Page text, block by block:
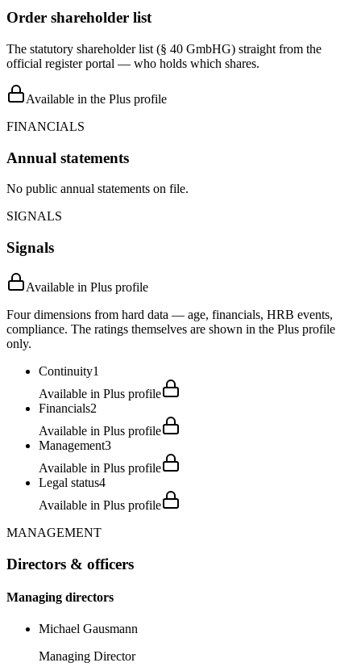
Order shareholder list
The statutory shareholder list (§ 40 GmbHG) straight from the
official register portal — who holds which shares.
Available in the Plus profile
FINANCIALS
Annual statements
No public annual statements on file.
SIGNALS
Signals
Available in Plus profile
Four dimensions from hard data — age, financials, HRB events,
compliance. The ratings themselves are shown in the Plus profile
only.
Continuity1
Available in Plus profile
Financials2
Available in Plus profile
Management3
Available in Plus profile
Legal status4
Available in Plus profile
MANAGEMENT
Directors & officers
Managing directors
Michael Gausmann
Managing Director